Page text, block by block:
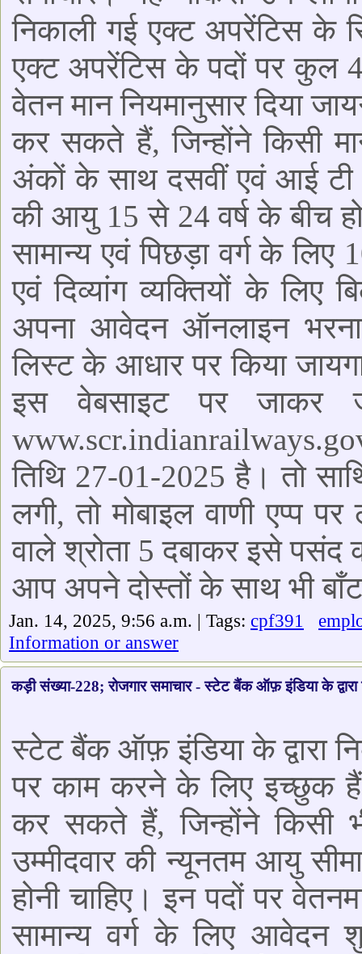
निकाली गई एक्ट अपरेंटिस के
एक्ट अपरेंटिस के पदों पर कुल
वेतन मान नियमानुसार दिया
कर सकते हैं, जिन्होंने किसी
अंकों के साथ दसवीं एवं आई टी
की आयु 15 से 24 वर्ष के बीच
सामान्य एवं पिछड़ा वर्ग के
एवं दिव्यांग व्यक्तियों के लिए
अपना आवेदन ऑनलाइन
लिस्ट के आधार पर किया
इस वेबसाइट पर जाकर
तिथि 27-01-2025 है। तो
लगी, तो मोबाइल वाणी एप्प
वाले श्रोता 5 दबाकर इसे
आप अपने दोस्तों के साथ भी
Jan. 14, 2025, 9:56 a.m. | Tags: cpf391
Information or answer
कड़ी संख्या-228; रोजगार समाचार - स्टेट बैंक ऑफ़ इंडिया के
स्टेट बैंक ऑफ़ इंडिया के द्वारा
पर काम करने के लिए इच्छुक
कर सकते हैं, जिन्होंने किसी
उम्मीदवार की न्यूनतम आयु
होनी चाहिए। इन पदों पर
सामान्य वर्ग के लिए